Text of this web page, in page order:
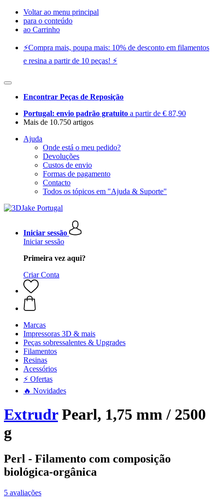
Voltar ao menu principal
para o conteúdo
ao Carrinho
⚡️Compra mais, poupa mais: 10% de desconto em filamentos
e resina a partir de 10 peças! ⚡️
Encontrar Peças de Reposição
Portugal: envio padrão gratuito a partir de € 87,90
Mais de 10.750 artigos
Ajuda
Onde está o meu pedido?
Devoluções
Custos de envio
Formas de pagamento
Contacto
Todos os tópicos em "Ajuda & Suporte"
Iniciar sessão
Iniciar sessão
Primeira vez aqui?
Criar Conta
Marcas
Impressoras 3D & mais
Peças sobressalentes & Upgrades
Filamentos
Resinas
Acessórios
⚡ Ofertas
🔥 Novidades
ExtrudrPearl, 1,75 mm / 2500
g
Perl - Filamento com composição
biológica-orgânica
5 avaliações